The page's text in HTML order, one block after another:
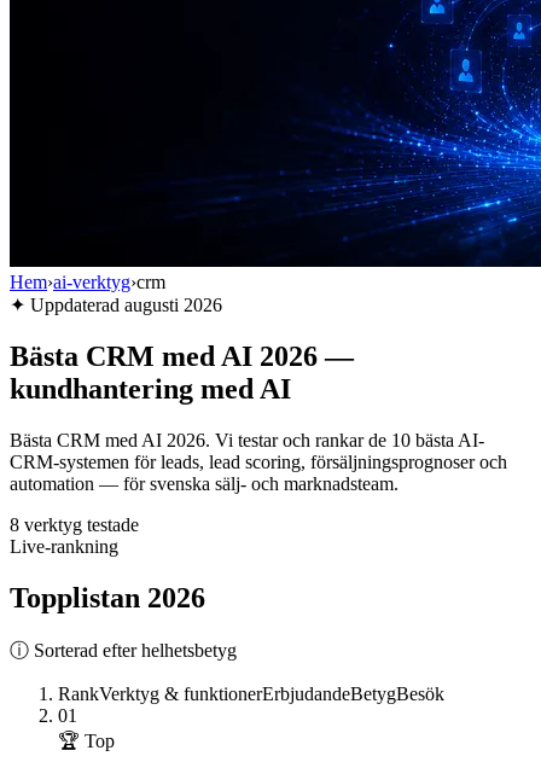
Hem›ai-verktyg›crm
✦ Uppdaterad augusti 2026
Bästa CRM med AI 2026 —
kundhantering med AI
Bästa CRM med AI 2026. Vi testar och rankar de 10 bästa AI-
CRM-systemen för leads, lead scoring, försäljningsprognoser och
automation — för svenska sälj- och marknadsteam.
8 verktyg testade
Live-rankning
Topplistan 2026
ⓘ Sorterad efter helhetsbetyg
RankVerktyg & funktionerErbjudandeBetygBesök
01
🏆 Top